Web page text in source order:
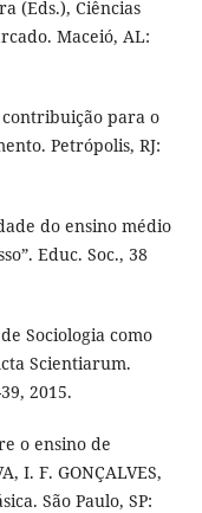
(Eds.), Ciências
Maceió, AL:
contribuição para o
Petrópolis, RJ:
do ensino médio
Educ. Soc., 38
Sociologia como
Scientiarum.
2015.
o ensino de
I. F. GONÇALVES,
São Paulo, SP: